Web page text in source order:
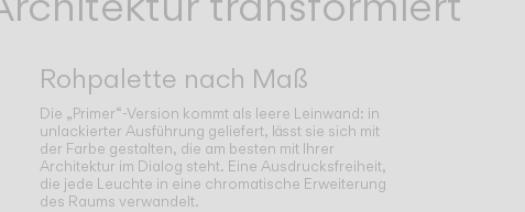
Rohpalette nach Maß
Die „Primer“-Version kommt als leere Leinwand: in
unlackierter Ausführung geliefert, lässt sie sich mit
der Farbe gestalten, die am besten mit Ihrer
Architektur im Dialog steht. Eine Ausdrucksfreiheit,
die jede Leuchte in eine chromatische Erweiterung
des Raums verwandelt.